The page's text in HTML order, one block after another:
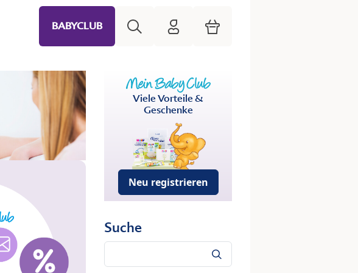
BABYCLUB HiPP Mein Babyclub
Warenkorb
Viele Vorteile &
Geschenke
Neu registrieren
Suche